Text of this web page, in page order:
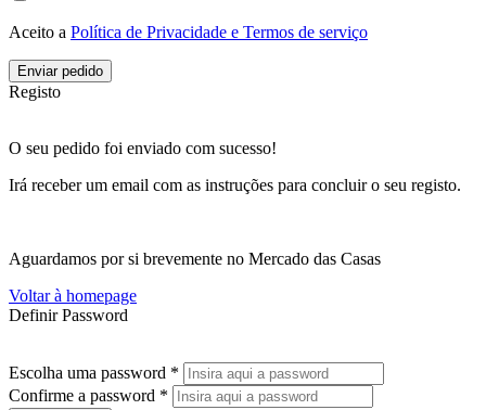
Aceito a Política de Privacidade e Termos de serviço
Enviar pedido
Registo
O seu pedido foi enviado com sucesso!
Irá receber um email com as instruções para concluir o seu registo.
Aguardamos por si brevemente no Mercado das Casas
Voltar à homepage
Definir Password
Escolha uma password *
Confirme a password *